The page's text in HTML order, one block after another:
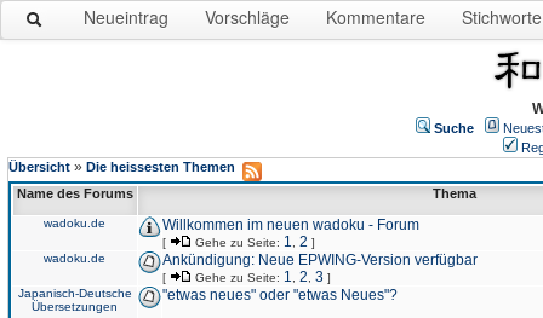
Neueintrag Vorschläge Kommentare Stichworte
Suche
Übersicht » Die heissesten Themen
Name des Forums
Thema
wadoku.de Willkommen im neuen wadoku - Forum
[ Gehe zu Seite: 1 2 ]
wadoku.de
Ankündigung: Neue EPWING-Version verfügbar
[ Gehe zu Seite: 1 2 3 ]
Japanisch-Deutsche
Übersetzungen
"etwas neues" oder "etwas Neues"?